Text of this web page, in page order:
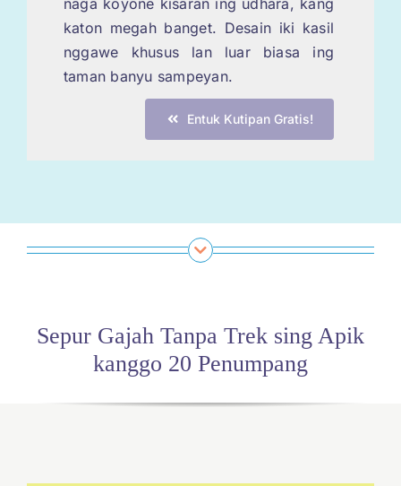
katon megah banget. Desain iki kasil
nggawe khusus lan luar biasa ing
taman banyu sampeyan.
Entuk Kutipan Gratis!
Sepur Gajah Tanpa Trek sing Apik
kanggo 20 Penumpang